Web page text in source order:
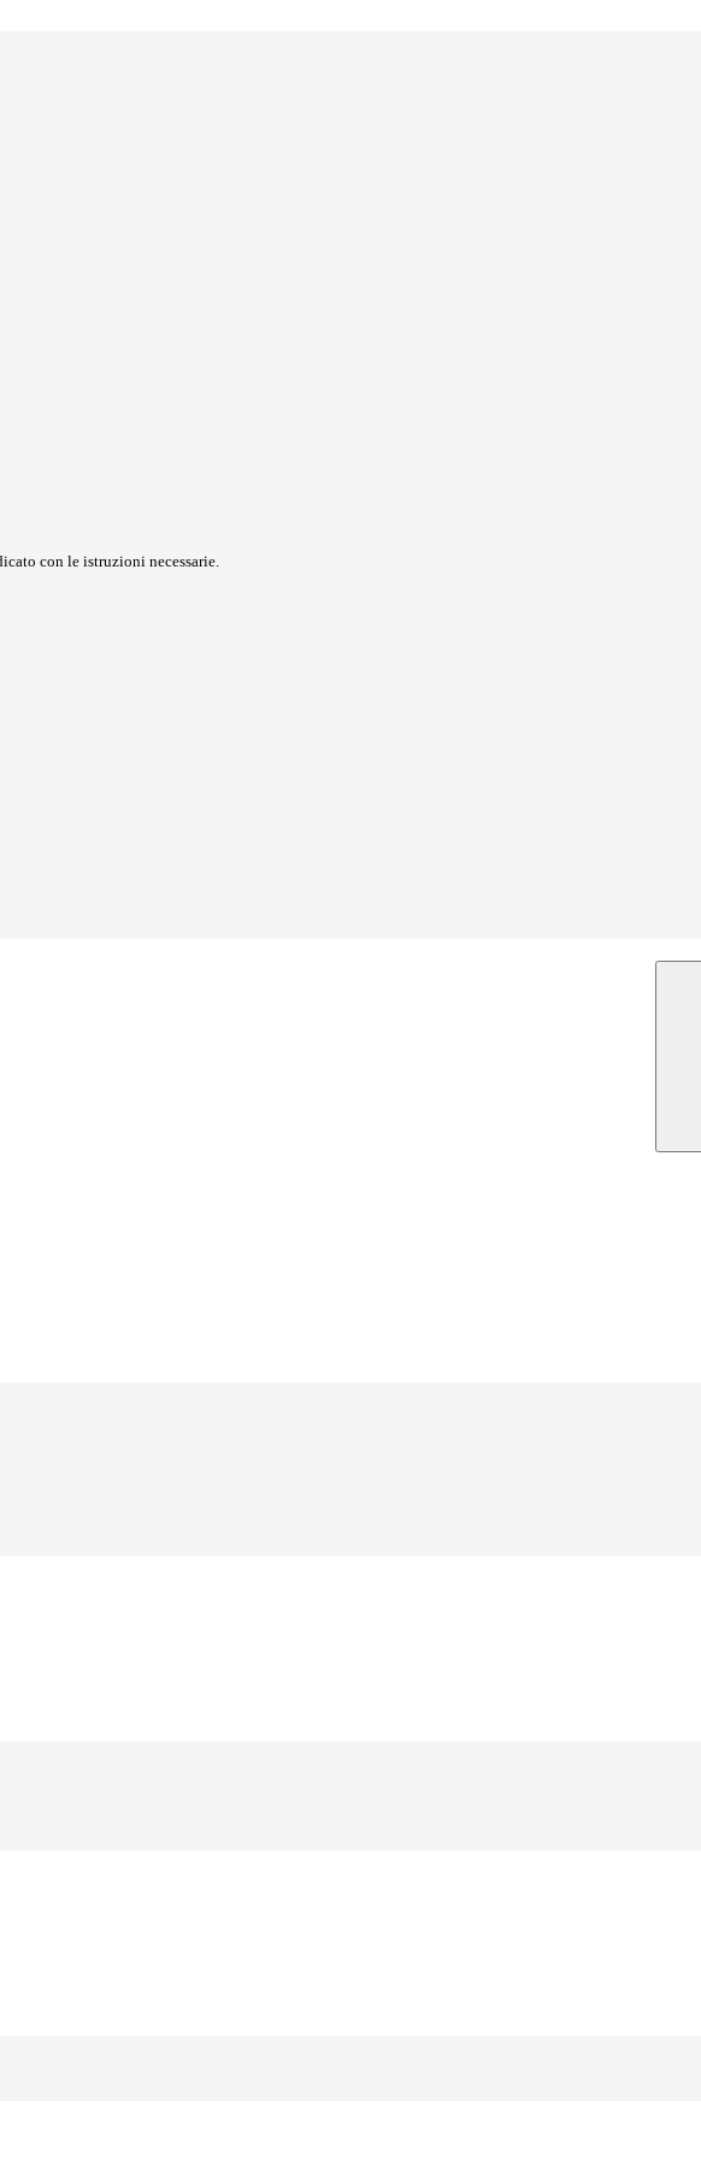
con le istruzioni necessarie.